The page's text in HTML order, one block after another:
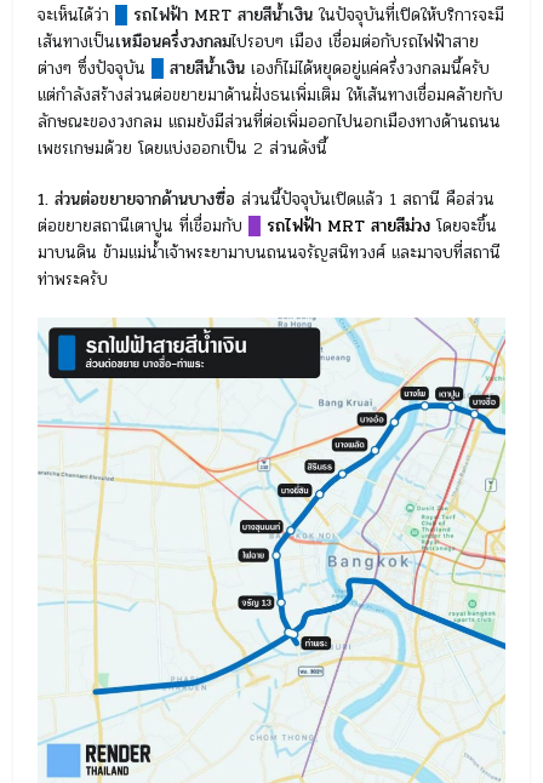
จะเห็นได้ว่า รถไฟฟ้า MRT สายสีน้ำเงินในปัจจุบันที่เปิดให้บริการจะมี
เส้นทางเป็นเหมือนครึ่งวงกลมไปรอบๆ เมือง เชื่อมต่อกับรถไฟฟ้าสาย
ต่างๆ ซึ่งปัจจุบัน
█สายสีน้ำเงินเองก็ไม่ได้หยุดอยู่แค่ครึ่งวงกลมนี้ครับ
แต่กำลังสร้างส่วนต่อขยายมาด้านฝั่งธนเพิ่มเติม ให้เส้นทางเชื่อมคล้ายกับ
ลักษณะของวงกลม แถมยังมีส่วนที่ต่อเพิ่มออกไปนอกเมืองทางด้านถนน
เพชรเกษมด้วย โดยแบ่งออกเป็น 2 ส่วนดังนี้
1. ส่วนต่อขยายจากด้านบางซื่อ ส่วนนี้ปัจจุบันเปิดแล้ว 1 สถานี คือส่วน
ต่อขยายสถานีเตาปูน ที่เชื่อมกับ
รถไฟฟ้า MRT สายสีม่วงโดยจะขึ้น
มาบนดิน ข้ามแม่น้ำเจ้าพระยามาบนถนนจรัญสนิทวงศ์ และมาจบที่สถานี
ท่าพระครับ